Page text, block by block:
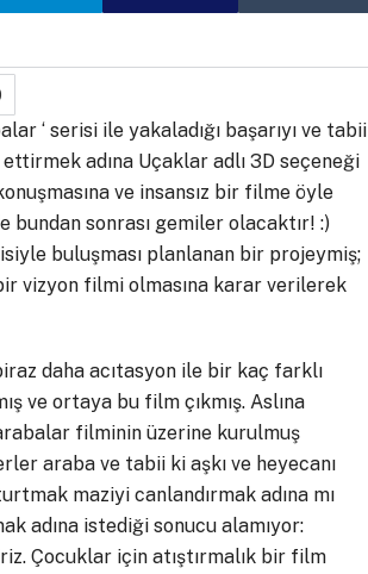
‘ serisi ile yakaladığı başarıyı ve tabii
ettirmek adına Uçaklar adlı 3D seçeneği
ve insansız bir filme öyle
bundan sonrası gemiler olacaktır! :)
buluşması planlanan bir projeymiş;
vizyon filmi olmasına karar verilerek
daha acıtasyon ile bir kaç farklı
ve ortaya bu film çıkmış. Aslına
filminin üzerine kurulmuş
araba ve tabii ki aşkı ve heyecanı
maziyi canlandırmak adına mı
adına istediği sonucu alamıyor:
Çocuklar için atıştırmalık bir film